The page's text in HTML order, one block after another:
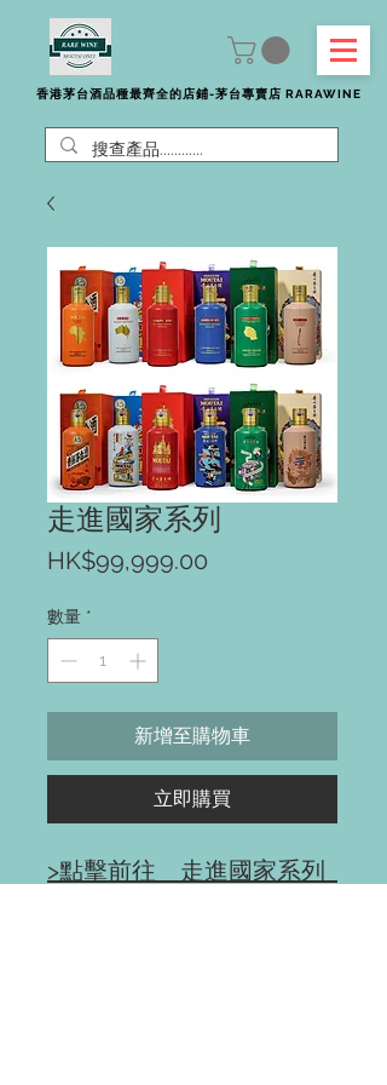
香港茅台酒品種最齊全的店鋪-茅台專賣店 RARAWINE
走進國家系列
HK$99,999.00
數量 *
新增至購物車
立即購買
>點擊前往 走進國家系列